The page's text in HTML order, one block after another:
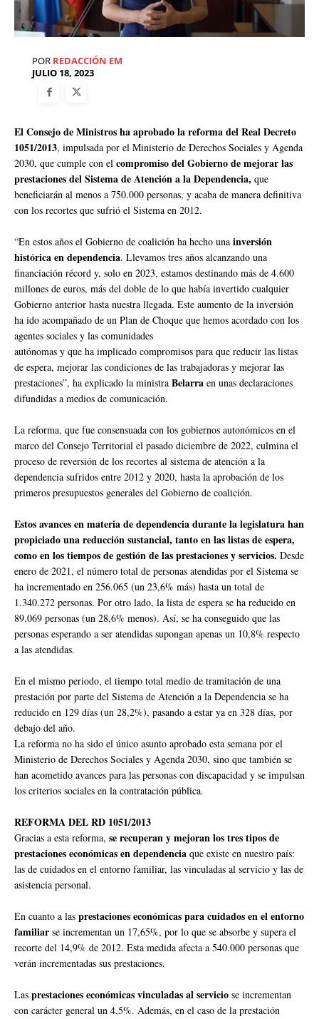
POR REDACCIÓN EM
JULIO 18, 2023
El Consejo de Ministros ha aprobado la reforma del Real Decreto
1051/2013, impulsada por el Ministerio de Derechos Sociales y Agenda
2030, que cumple con el compromiso del Gobierno de mejorar las
prestaciones del Sistema de Atención a la Dependencia, que
beneficiarán al menos a 750.000 personas, y acaba de manera definitiva
con los recortes que sufrió el Sistema en 2012.
“En estos años el Gobierno de coalición ha hecho una inversión
histórica en dependencia. Llevamos tres años alcanzando una
financiación récord y, solo en 2023, estamos destinando más de 4.600
millones de euros, más del doble de lo que había invertido cualquier
Gobierno anterior hasta nuestra llegada. Este aumento de la inversión
ha ido acompañado de un Plan de Choque que hemos acordado con los
agentes sociales y las comunidades
autónomas y que ha implicado compromisos para que reducir las listas
de espera, mejorar las condiciones de las trabajadoras y mejorar las
prestaciones”, ha explicado la ministra Belarra en unas declaraciones
difundidas a medios de comunicación.
La reforma, que fue consensuada con los gobiernos autonómicos en el
marco del Consejo Territorial el pasado diciembre de 2022, culmina el
proceso de reversión de los recortes al sistema de atención a la
dependencia sufridos entre 2012 y 2020, hasta la aprobación de los
primeros presupuestos generales del Gobierno de coalición.
Estos avances en materia de dependencia durante la legislatura han
propiciado una reducción sustancial, tanto en las listas de espera,
como en los tiempos de gestión de las prestaciones y servicios. Desde
enero de 2021, el número total de personas atendidas por el Sistema se
ha incrementado en 256.065 (un 23,6% más) hasta un total de
1.340.272 personas. Por otro lado, la lista de espera se ha reducido en
89.069 personas (un 28,6% menos). Así, se ha conseguido que las
personas esperando a ser atendidas supongan apenas un 10,8% respecto
a las atendidas.
En el mismo periodo, el tiempo total medio de tramitación de una
prestación por parte del Sistema de Atención a la Dependencia se ha
reducido en 129 días (un 28,2%), pasando a estar ya en 328 días, por
debajo del año.
La reforma no ha sido el único asunto aprobado esta semana por el
Ministerio de Derechos Sociales y Agenda 2030, sino que también se
han acometido avances para las personas con discapacidad y se impulsan
los criterios sociales en la contratación pública.
REFORMA DEL RD 1051/2013
Gracias a esta reforma, se recuperan y mejoran los tres tipos de
prestaciones económicas en dependencia que existe en nuestro país:
las de cuidados en el entorno familiar, las vinculadas al servicio y las de
asistencia personal.
En cuanto a las prestaciones económicas para cuidados en el entorno
familiar se incrementan un 17,65%, por lo que se absorbe y supera el
recorte del 14,9% de 2012. Esta medida afecta a 540.000 personas que
verán incrementadas sus prestaciones.
Las prestaciones económicas vinculadas al servicio se incrementan
con carácter general un 4,5%. Además, en el caso de la prestación